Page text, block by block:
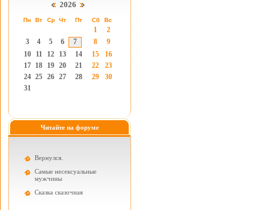
2026
Пн Вт Ср Чт Пт Сб Вс
1
2
3
4 5 6 7 8
9
10
11 12 13 14 15
16
17
18 19 20 21 22
23
24 25 26 27 28 29
30
31
Читайте на форуме
Вернулся.
Самые несексуальные
мужчины
Cказка сказочная